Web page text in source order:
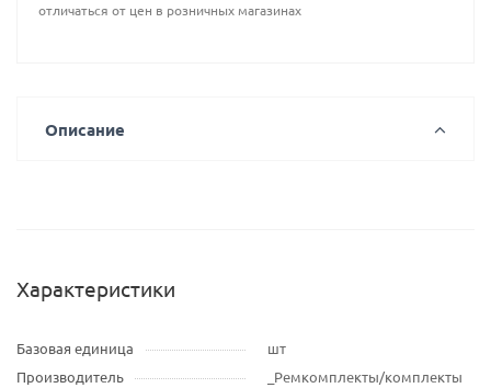
отличаться от цен в розничных магазинах
Описание
Характеристики
Базовая единица
шт
Производитель
_Ремкомплекты/комплекты